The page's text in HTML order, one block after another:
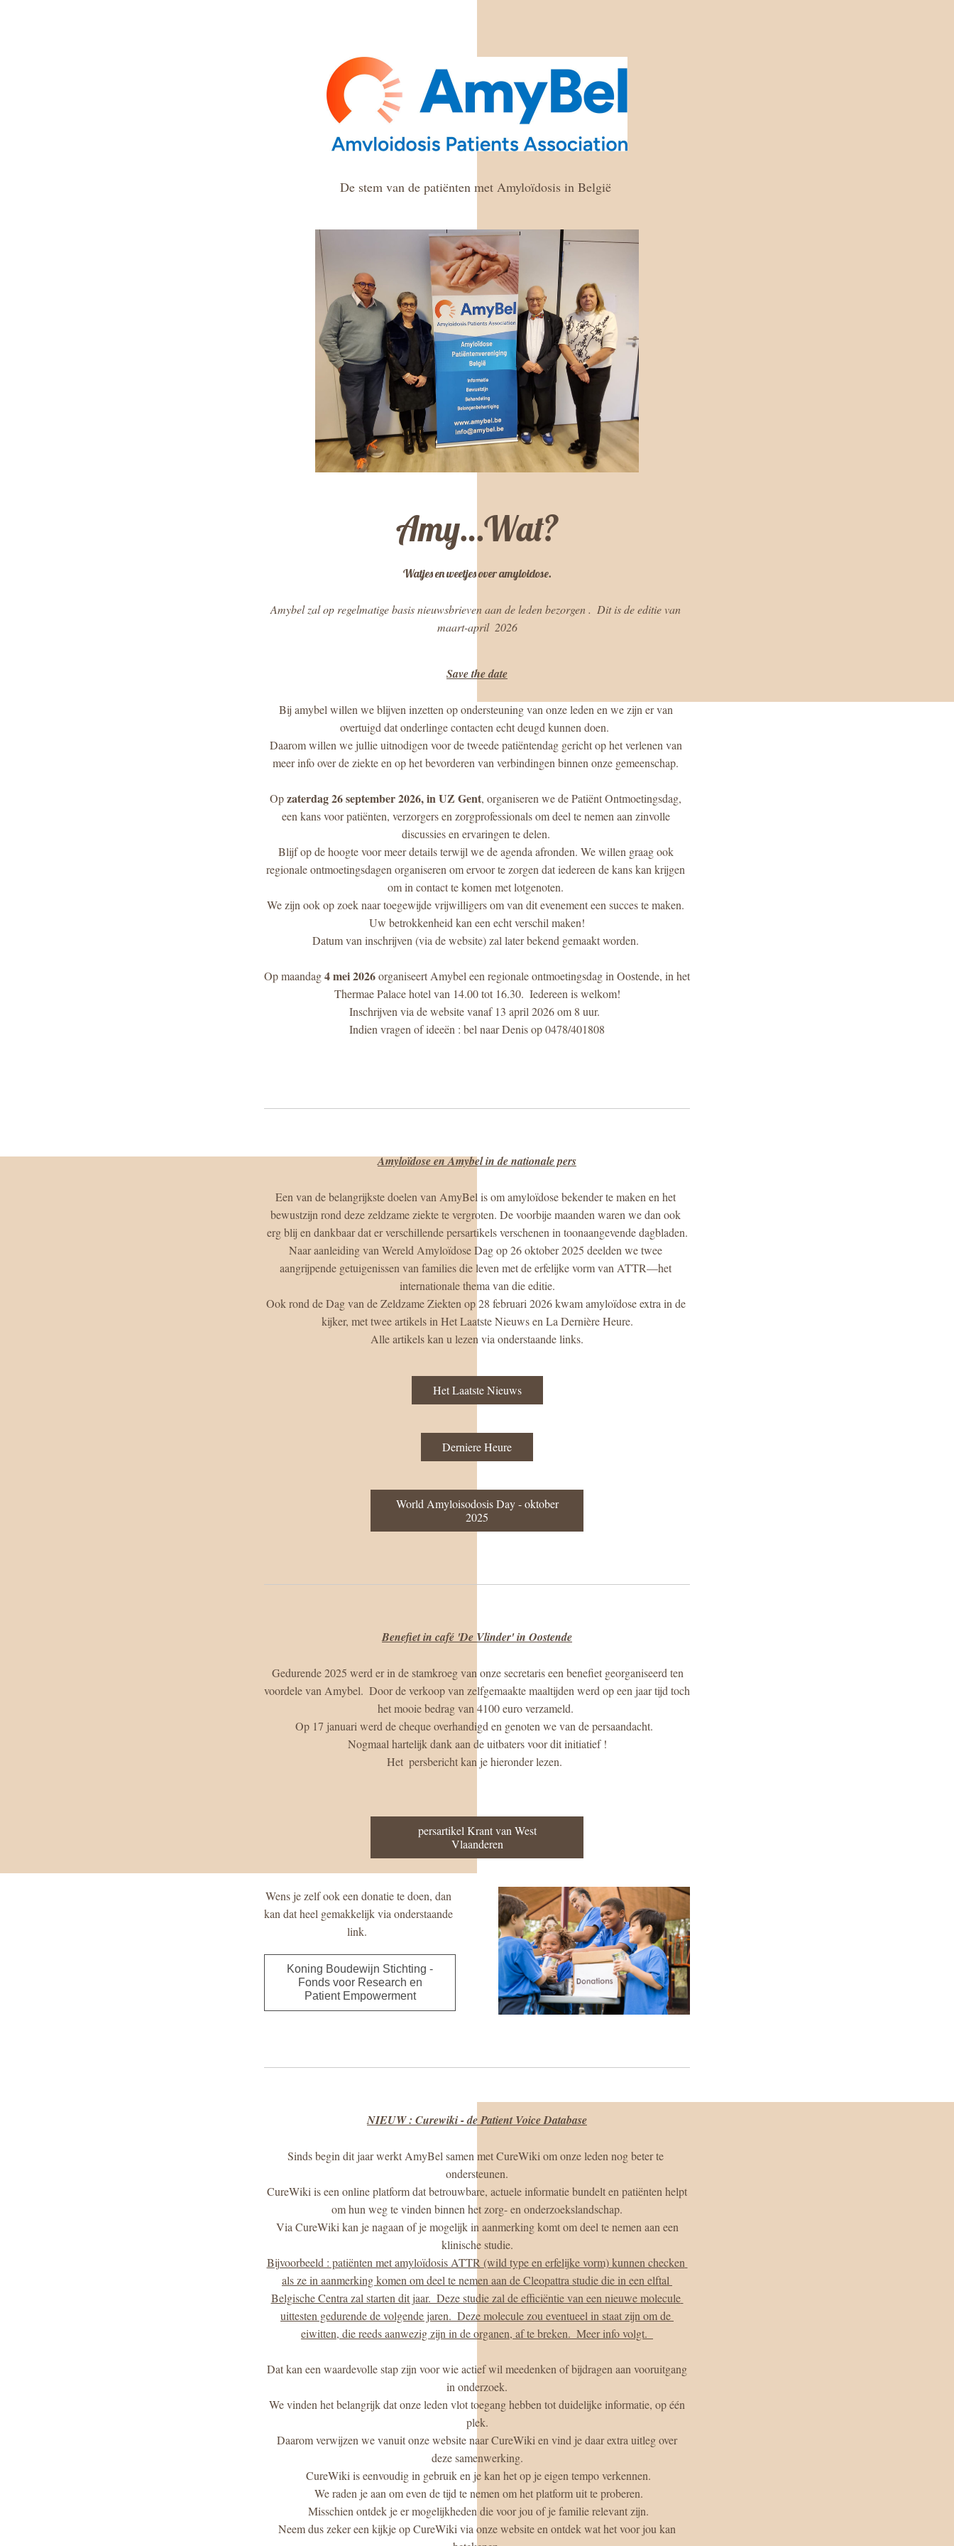
De stem van de patiënten met Amyloïdosis in België
Amy…Wat?
Watjes en weetjes over amyloidose.
Amybel zal op regelmatige basis nieuwsbrieven aan de leden bezorgen .  Dit is de editie van
maart-april  2026
Save the date
Bij amybel willen we blijven inzetten op ondersteuning van onze leden en we zijn er van
overtuigd dat onderlinge contacten echt deugd kunnen doen.
Daarom willen we jullie uitnodigen voor de tweede patiëntendag gericht op het verlenen van
meer info over de ziekte en op het bevorderen van verbindingen binnen onze gemeenschap.
Op zaterdag 26 september 2026, in UZ Gent, organiseren we de Patiënt Ontmoetingsdag,
een kans voor patiënten, verzorgers en zorgprofessionals om deel te nemen aan zinvolle
discussies en ervaringen te delen.
Blijf op de hoogte voor meer details terwijl we de agenda afronden. We willen graag ook
regionale ontmoetingsdagen organiseren om ervoor te zorgen dat iedereen de kans kan krijgen
om in contact te komen met lotgenoten.
We zijn ook op zoek naar toegewijde vrijwilligers om van dit evenement een succes te maken.
Uw betrokkenheid kan een echt verschil maken!
Datum van inschrijven (via de website) zal later bekend gemaakt worden.
Op maandag 4 mei 2026 organiseert Amybel een regionale ontmoetingsdag in Oostende, in het
Thermae Palace hotel van 14.00 tot 16.30.  Iedereen is welkom!
Inschrijven via de website vanaf 13 april 2026 om 8 uur.
Indien vragen of ideeën : bel naar Denis op 0478/401808
Amyloïdose en Amybel in de nationale pers
Een van de belangrijkste doelen van AmyBel is om amyloïdose bekender te maken en het
bewustzijn rond deze zeldzame ziekte te vergroten. De voorbije maanden waren we dan ook
erg blij en dankbaar dat er verschillende persartikels verschenen in toonaangevende dagbladen.
Naar aanleiding van Wereld Amyloïdose Dag op 26 oktober 2025 deelden we twee
aangrijpende getuigenissen van families die leven met de erfelijke vorm van ATTR—het
internationale thema van die editie.
Ook rond de Dag van de Zeldzame Ziekten op 28 februari 2026 kwam amyloïdose extra in de
kijker, met twee artikels in Het Laatste Nieuws en La Dernière Heure.
Alle artikels kan u lezen via onderstaande links.
Het Laatste Nieuws
Derniere Heure
World Amyloisodosis Day - oktober
2025
Benefiet in café 'De Vlinder' in Oostende
Gedurende 2025 werd er in de stamkroeg van onze secretaris een benefiet georganiseerd ten
voordele van Amybel.  Door de verkoop van zelfgemaakte maaltijden werd op een jaar tijd toch
het mooie bedrag van 4100 euro verzameld.
Op 17 januari werd de cheque overhandigd en genoten we van de persaandacht.
Nogmaal hartelijk dank aan de uitbaters voor dit initiatief !
Het  persbericht kan je hieronder lezen.
persartikel Krant van West
Vlaanderen
Wens je zelf ook een donatie te doen, dan
kan dat heel gemakkelijk via onderstaande
link.
Koning Boudewijn Stichting -
Fonds voor Research en
Patient Empowerment
NIEUW : Curewiki - de Patient Voice Database
Sinds begin dit jaar werkt AmyBel samen met CureWiki om onze leden nog beter te
ondersteunen.
om hun weg te vinden binnen het zorg- en onderzoekslandschap.
klinische studie.
Bijvoorbeeld : patiënten met amyloïdosis ATTR (wild type en erfelijke vorm) kunnen checken
als ze in aanmerking komen om deel te nemen aan de Cleopattra studie die in een elftal
Belgische Centra zal starten dit jaar.  Deze studie zal de efficiëntie van een nieuwe molecule
uittesten gedurende de volgende jaren.  Deze molecule zou eventueel in staat zijn om de
eiwitten, die reeds aanwezig zijn in de organen, af te breken.  Meer info volgt.
in onderzoek.
plek.
deze samenwerking.
CureWiki is eenvoudig in gebruik en je kan het op je eigen tempo verkennen.
We raden je aan om even de tijd te nemen om het platform uit te proberen.
Misschien ontdek je er mogelijkheden die voor jou of je familie relevant zijn.